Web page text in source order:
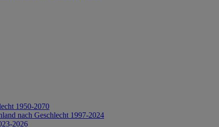
1950-2070
nach Geschlecht 1997-2024
2026